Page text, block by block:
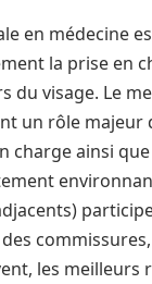
en médecine
la prise en
du visage. Le
un rôle majeur
charge ainsi
commissures,
les meilleurs